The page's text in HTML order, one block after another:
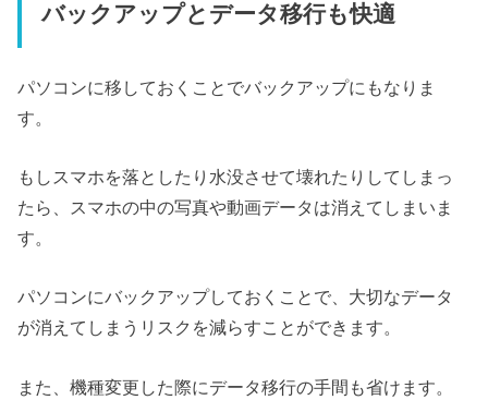
バックアップとデータ移行も快適
パソコンに移しておくことでバックアップにもなりま
す。
もしスマホを落としたり水没させて壊れたりしてしまっ
たら、スマホの中の写真や動画データは消えてしまいま
す。
パソコンにバックアップしておくことで、大切なデータ
が消えてしまうリスクを減らすことができます。
また、機種変更した際にデータ移行の手間も省けます。